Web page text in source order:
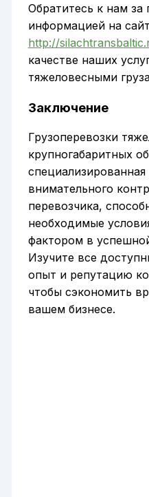
Обратитесь к нам за
информацией на
http://
качестве наших
тяжеловесными
Заключение
Грузоперевозки
крупногабаритных
внимательного
перевозчика,
необходимые
фактором в
Изучите все
опыт и репутацию
чтобы сэкономить
вашем бизнесе.